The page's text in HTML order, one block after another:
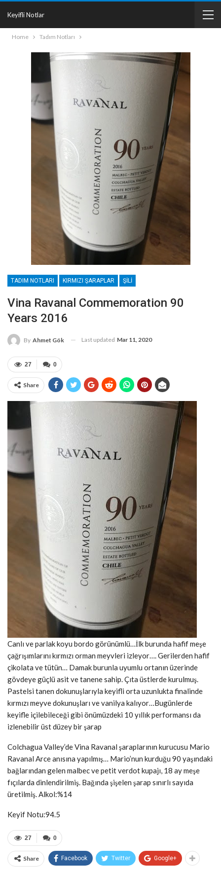
Keyifli Notlar
Home Tadım Notları
TADIM NOTLARI KIRMIZI ŞARAPLAR ŞILI
Vina Ravanal Commemoration 90
Years 2016
By Ahmet Gök Last updated Mar 11, 2020
0
27
Share
Canlı ve parlak koyu bordo görünümlü…İlk burunda hafif meşe
çağrışımlarını kırmızı orman meyvleri izleyor…. Gerilerden hafif
çikolata ve tütün… Damak burunla uyumlu ortanın üzerinde
gövdeye güçlü asit ve tanene sahip. Çıta üstlerde kurulmuş.
Pastelsi tanen dokunuşlarıyla keyifli orta uzunlukta finalinde
kırmızı meyve dokunuşları ve vanilya kalıyor…Bugünlerde
keyifle içilebileceği gibi önümüzdeki 10 yıllık performansı da
izlenebilir üst düzey bir şarap
Colchagua Valley’de Vina Ravanal şaraplarının kurucusu Mario
Ravanal Arce anısına yapılmış… Mario’nun kurduğu 90 yaşındaki
bağlarından gelen malbec ve petit verdot kupajı, 18 ay meşe
fıçılarda dinlendirilmiş. Bağında şişelen şarap sınırlı sayıda
üretilmiş. Alkol:%14
Keyif Notu:94.5
0
27
Share Facebook Twitter Google+